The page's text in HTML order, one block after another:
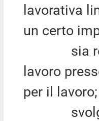
lavorativa
un certo
sia
lavoro
per il lavoro;
svolga il